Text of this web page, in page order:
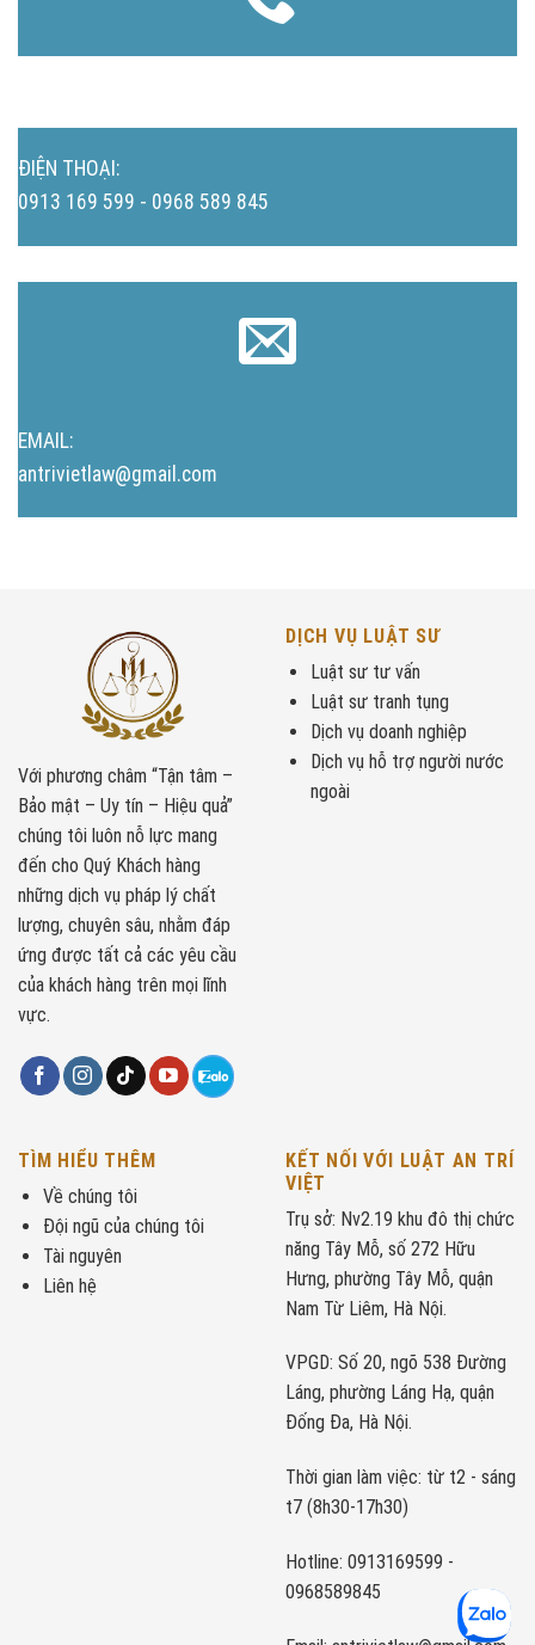
ĐIỆN THOẠI:
0913 169 599 - 0968 589 845
EMAIL:
antrivietlaw@gmail.com
Với phương châm “Tận tâm –
Bảo mật – Uy tín – Hiệu quả”
chúng tôi luôn nỗ lực mang
đến cho Quý Khách hàng
những dịch vụ pháp lý chất
lượng, chuyên sâu, nhằm đáp
ứng được tất cả các yêu cầu
của khách hàng trên mọi lĩnh
vực.
DỊCH VỤ LUẬT SƯ
Luật sư tư vấn
Luật sư tranh tụng
Dịch vụ doanh nghiệp
Dịch vụ hỗ trợ người nước
ngoài
TÌM HIỂU THÊM
Về chúng tôi
Đội ngũ của chúng tôi
Tài nguyên
Liên hệ
KẾT NỐI VỚI LUẬT AN TRÍ
VIỆT
Trụ sở: Nv2.19 khu đô thị chức
năng Tây Mỗ, số 272 Hữu
Hưng, phường Tây Mỗ, quận
Nam Từ Liêm, Hà Nội.
VPGD: Số 20, ngõ 538 Đường
Láng, phường Láng Hạ, quận
Đống Đa, Hà Nội.
Thời gian làm việc: từ t2 - sáng
t7 (8h30-17h30)
Hotline: 0913169599 -
0968589845